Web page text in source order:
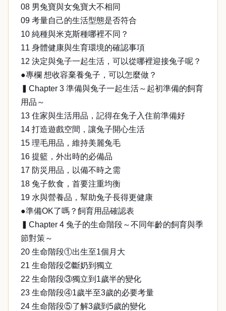
08 男兔寶與女兔寶大不相同
09 考量自己的生活型態是否符合
10 純種與米克斯種哪裡不同？
11 身體健康與生育環境的確認事項
12 決定與兔子一起生活，可以從哪裡迎接兔子呢？
●專欄 想收容棄養兔子，可以怎麼做？
▍Chapter 3 準備與兔子一起生活～起初準備的飼育
用品～
13 住家與生活用品，記得在兔子入住前準備好
14 打造遊戲空間，讓兔子開心生活
15 理毛用品，維持美麗兔毛
16 提籃，外出時的必備品
17 防災用品，以備不時之需
18 兔子飲食，首要注重均衡
19 水與營養品，幫助兔子長得更健康
●準備OK了嗎？飼育用品確認表
▍Chapter 4 兔子的生命階段～不同年齡的飼育與季
節對策～
20 生命階段①出生至1個月大
21 生命階段②斷奶到獨立
22 生命階段③獨立到1歲半的變化
23 生命階段④1歲半至3歲的必要考量
24 生命階段⑤了解3歲到5歲的變化